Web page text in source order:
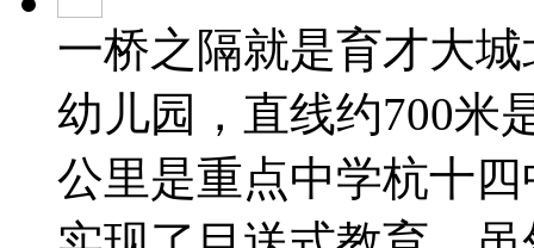
一桥之隔就是育才⼤
幼儿园，直线约700米
公里是重点中学杭十